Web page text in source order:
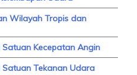
Wilayah Tropis dan
Kecepatan Angin
Tekanan Udara